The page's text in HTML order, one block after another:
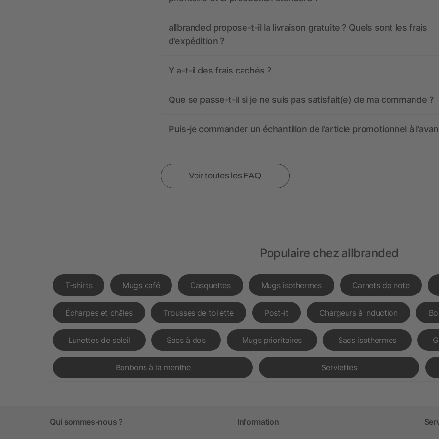
allbranded propose-t-il la livraison gratuite ? Quels sont les frais
d’expédition ?
Y a-t-il des frais cachés ?
Que se passe-t-il si je ne suis pas satisfait(e) de ma commande ?
Puis-je commander un échantillon de l’article promotionnel à
Voir toutes les FAQ
Populaire chez allbranded
T-shirts Mugs café Casquettes Mugs isothermes Carnets de note
Écharpes et châles Trousses de toilette Post-it Chargeurs à induction
Lunettes de soleil Sacs à dos Mugs prioritaires Sacs isothermes
Bonbons à la menthe Serviettes
Qui sommes-nous ? Information